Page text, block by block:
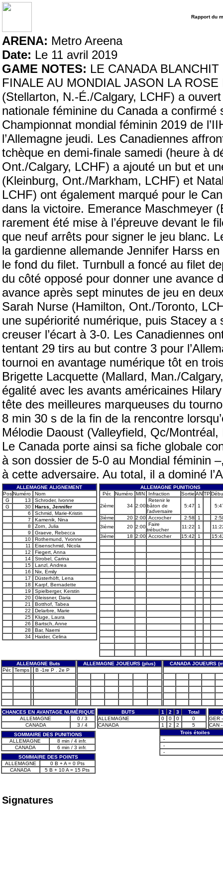
Rapport du
ARENA: Metro Areena
Date: Le 11 avril 2019
GAME NOTES: LE CANADA
FINALE AU MONDIAL JASON LA
(Stellarton, N.-É./Calgary, LCHF) a
nationale féminine du Canada a confirmé
Championnat mondial féminin 2019 de
l’Allemagne jeudi. Les Canadiennes
tchèque en demi-finale samedi (heure à
Ont./Calgary, LCHF) a ajouté un but et
(Kleinburg, Ont./Markham, LCHF) et
LCHF) ont également marqué pour le
dans la victoire. Emerance Maschmeyer
rarement été mise à l’épreuve devant le
que neuf arrêts pour signer le jeu blanc.
la gardienne allemande Jennifer Harss
le fond du filet. Turnbull a foncé au filet
du côté opposé pour donner une avance
avance après sept minutes de jeu en
Sarah Nurse (Hamilton, Ont./Toronto,
une supériorité numérique, puis Stacey
creuser l’écart à 3-0. Les Canadiennes
tentant 29 tirs au but contre 3 pour
tournoi en avantage numérique tôt en
Brigette Lacquette (Mallard, Man./
égalité avec les avants américaines
tête des meilleures marqueuses du
8 min 30 s de la fin de la rencontre
Mélodie Daoust (Valleyfield, Qc/
Le Canada porte ainsi sa fiche globale
à son dossier de 5-0 au Mondial féminin
à cette adversaire. Au total, il a dominé
ALLEMAGNE ALIGNEMENT
PosNuméro
Nom
G
13
Schroder, Ivonne
G
30
Harss, Jennifer
6
Schmid, Marie-Kristin
7
Kamenik, Nina
8
Zorn, Julia
9
Graeve, Rebecca
10
Rothemund, Yvonne
11
Eisenschmid, Nicola
12
Fiegert, Anna
14
Strobel, Carina
15
Lanzl, Andrea
16
Nix, Emily
17
Düsterhöft, Lena
18
Karpf, Bernadette
19
Spielberger, Kerstin
20
Gleissner, Daria
21
Botthof, Tabea
22
Delarbre, Marie
25
Kluge, Laura
26
Bartsch, Anne
28
Bar, Naemi
34
Haider, Celina
ALLEMAGNE PUNITIONS
Pér.
Numéro MIN Infraction Sortie ANTP
2ième 34 2:00
Retenir le
bâton de
l'adversaire
5:47 1
3ième 20 2:00 Accrocher 2:58 1
3ième
20 2:00 Faire
trébucher
11:22 1
3ième
18 2:00 Accrocher 15:42 1
ALLEMAGNE Buts ALLEMAGNE JOUEURS (plus)
CANADA JOUEURS
Pér.
Temps B -1re P . 2e P
CHANCES EN AVANTAGE NUMÉRIQUE
ALLEMAGNE
0 / 3
CANADA
3 / 4
SOMMAIRE DES PUNITIONS
ALLEMAGNE
8 min / 4 infr.
CANADA
6 min / 3 infr.
SOMMAIRE DES POINTS
ALLEMAGNE
0 B + A = 0 Pts
CANADA
5 B + 10 A = 15 Pts
BUTS 1 2 3
Total
ALLEMAGNE
0 0 0
0
CANADA
1 2 2 5
GER
CAN
Trois étoiles
-
-
-
Signatures